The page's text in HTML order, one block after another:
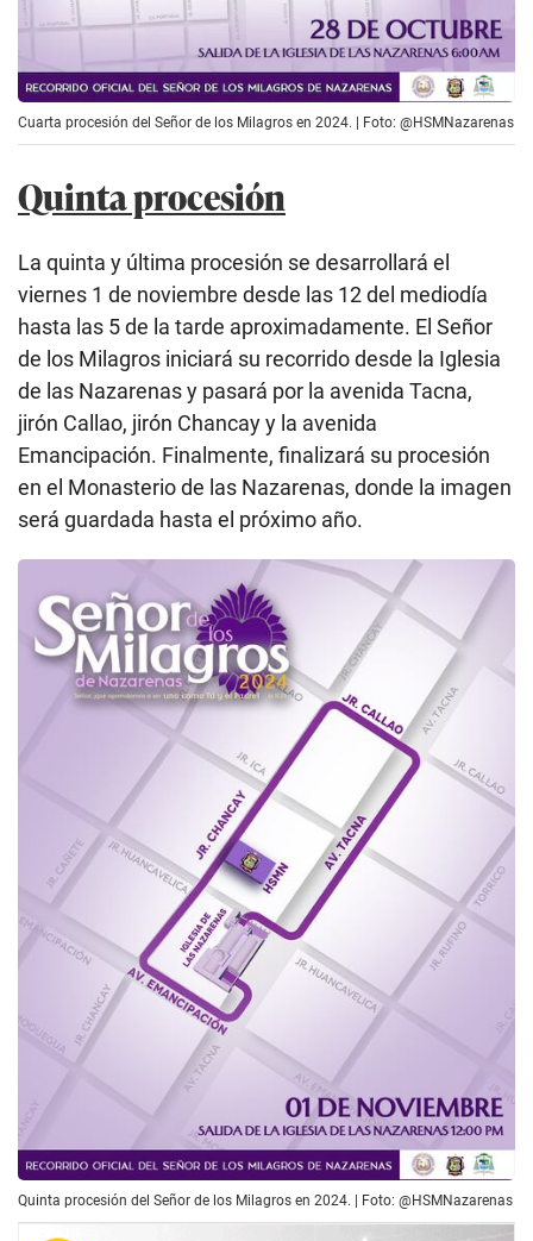
Cuarta procesión del Señor de los Milagros en 2024. | Foto: @HSMNazarenas
Quinta procesión
La quinta y última procesión se desarrollará el
viernes 1 de noviembre desde las 12 del mediodía
hasta las 5 de la tarde aproximadamente. El Señor
de los Milagros iniciará su recorrido desde la Iglesia
de las Nazarenas y pasará por la avenida Tacna,
jirón Callao, jirón Chancay y la avenida
Emancipación. Finalmente, finalizará su procesión
en el Monasterio de las Nazarenas, donde la imagen
será guardada hasta el próximo año.
Quinta procesión del Señor de los Milagros en 2024. | Foto: @HSMNazarenas